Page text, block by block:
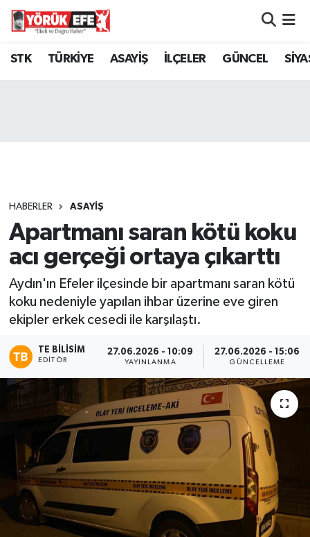
STK TÜRKİYE ASAYİŞ İLÇELER GÜNCEL
HABERLER ASAYİŞ
Apartmanı saran kötü koku
acı gerçeği ortaya çıkarttı
Aydın'ın Efeler ilçesinde bir apartmanı saran kötü
koku nedeniyle yapılan ihbar üzerine eve giren
ekipler erkek cesedi ile karşılaştı.
TE BILISIM
EDITÖR
27.06.2026 - 10:09
YAYINLANMA
27.06.2026 - 15:06
GÜNCELLEME
Aydın Nöbetçi Eczaneler
Tüm Manşetler
Son Dakika Haberleri
Haber Arşivi